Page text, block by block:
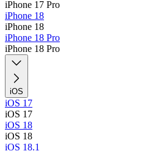
iPhone 17 Pro
iPhone 18
iPhone 18
iPhone 18 Pro
iPhone 18 Pro
iOS
iOS 17
iOS 17
iOS 18
iOS 18
iOS 18.1